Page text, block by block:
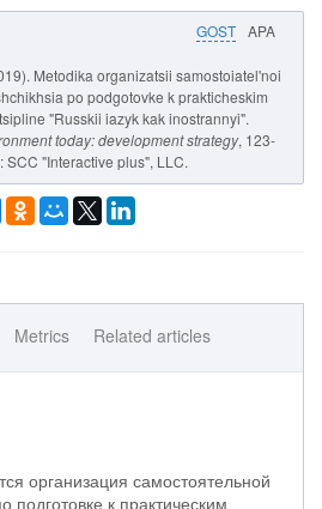
GOST APA
Metodika organizatsii samostoiatel'noi
po podgotovke k prakticheskim
"Russkii iazyk kak inostrannyi".
today: development strategy, 123-
SCC "Interactive plus", LLC.
Metrics Related articles
организация самостоятельной
к практическим